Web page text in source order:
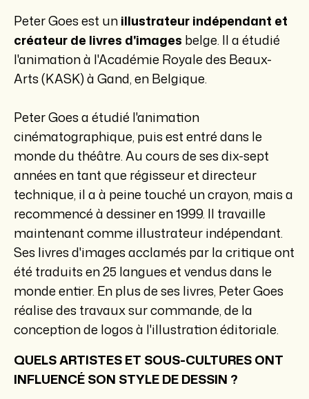
Peter Goes est unillustrateur indépendant et
créateur de livres d'images belge. Il a étudié
l'animation à l'Académie Royale des Beaux-
Arts (KASK) à Gand, en Belgique.
Peter Goes a étudié l'animation
cinématographique, puis est entré dans le
monde du théâtre. Au cours de ses dix-sept
années en tant que régisseur et directeur
technique, il a à peine touché un crayon, mais a
recommencé à dessiner en 1999. Il travaille
maintenant comme illustrateur indépendant.
Ses livres d'images acclamés par la critique ont
été traduits en 25 langues et vendus dans le
monde entier. En plus de ses livres, Peter Goes
réalise des travaux sur commande, de la
conception de logos à l'illustration éditoriale.
QUELS ARTISTES ET SOUS-CULTURES ONT
INFLUENCÉ SON STYLE DE DESSIN ?